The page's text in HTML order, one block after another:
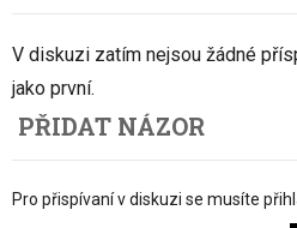
V diskuzi zatím nejsou žádné
jako první.
PŘIDAT NÁZOR
Pro přispívaní v diskuzi se musíte